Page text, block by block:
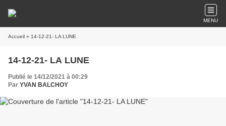
MENU
Accueil » 14-12-21- LA LUNE
14-12-21- LA LUNE
Publié le 14/12/2021 à 00:29
Par YVAN BALCHOY